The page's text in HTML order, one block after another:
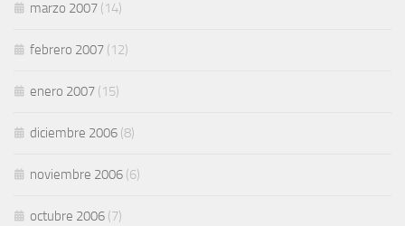
marzo 2007 (14)
febrero 2007 (12)
enero 2007 (15)
diciembre 2006 (8)
noviembre 2006 (6)
octubre 2006 (7)